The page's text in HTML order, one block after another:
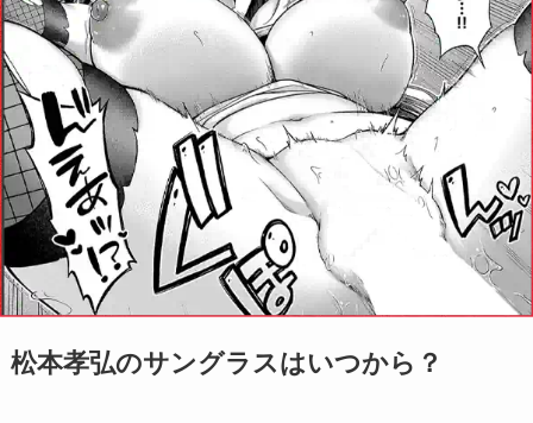
松本孝弘のサングラスはいつから？